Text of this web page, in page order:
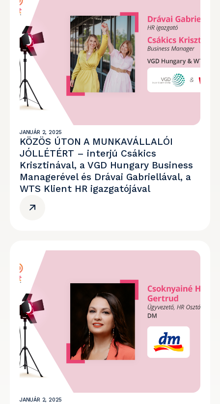
JANUÁR 2, 2025
KÖZÖS ÚTON A MUNKAVÁLLALÓI
JÓLLÉTÉRT – interjú Csákics
Krisztinával, a VGD Hungary Business
Managerével és Drávai Gabriellával, a
WTS Klient HR igazgatójával
JANUÁR 2, 2025